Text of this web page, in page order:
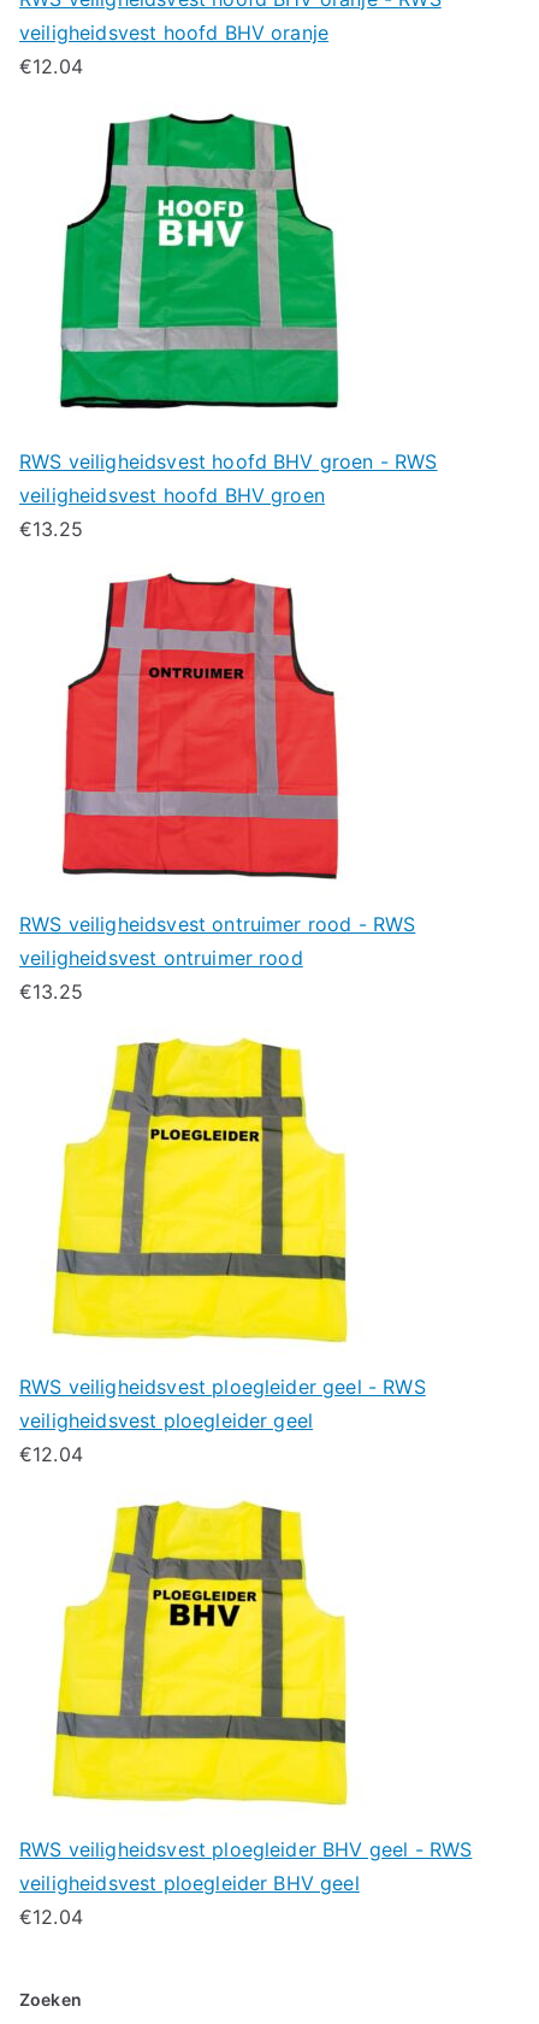
veiligheidsvest hoofd BHV oranje
€12.04
RWS veiligheidsvest hoofd BHV groen - RWS
veiligheidsvest hoofd BHV groen
€13.25
RWS veiligheidsvest ontruimer rood - RWS
veiligheidsvest ontruimer rood
€13.25
RWS veiligheidsvest ploegleider geel - RWS
veiligheidsvest ploegleider geel
€12.04
RWS veiligheidsvest ploegleider BHV geel - RWS
veiligheidsvest ploegleider BHV geel
€12.04
Zoeken